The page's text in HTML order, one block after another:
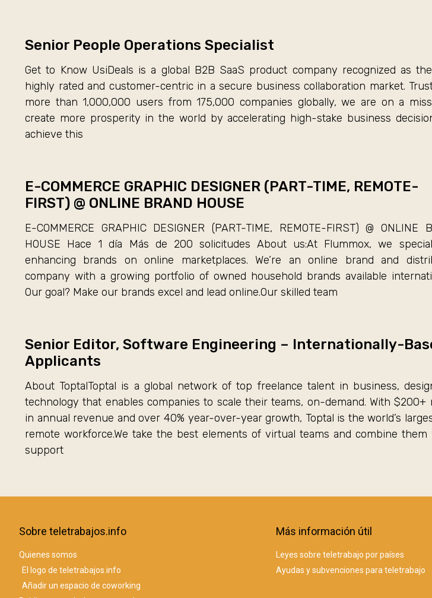
Senior People Operations Specialist
Get to Know UsiDeals is a global B2B SaaS product company recognized as
highly rated and customer-centric in a secure business collaboration market.
more than 1,000,000 users from 175,000 companies globally, we are on a
create more prosperity in the world by accelerating high-stake business
achieve this
E-COMMERCE GRAPHIC DESIGNER (PART-TIME, REMOTE-
FIRST) @ ONLINE BRAND HOUSE
E-COMMERCE GRAPHIC DESIGNER (PART-TIME, REMOTE-FIRST) @ ONLINE
HOUSE Hace 1 día Más de 200 solicitudes About us:At Flummox, we
enhancing brands on online marketplaces. We’re an online brand and
company with a growing portfolio of owned household brands available
Our goal? Make our brands excel and lead online.Our skilled team
Senior Editor, Software Engineering – Internationally-
Applicants
About ToptalToptal is a global network of top freelance talent in business,
technology that enables companies to scale their teams, on-demand. With $200+
in annual revenue and over 40% year-over-year growth, Toptal is the world’s
remote workforce.We take the best elements of virtual teams and combine them
support
Sobre teletrabajos.info
Quienes somos
El logo de teletrabajos.info
Añadir un espacio de coworking
Más información útil
Leyes sobre teletrabajo por países
Ayudas y subvenciones para teletrabajo